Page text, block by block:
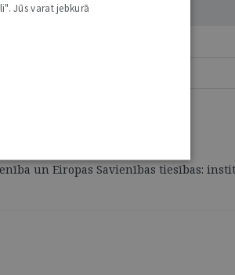
un Eiropas Savienības tiesības:
Jūs varat jebkurā